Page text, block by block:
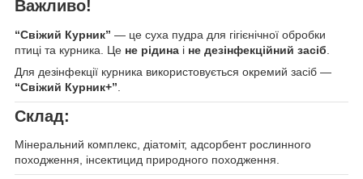
Важливо!
“Свіжий Курник” — це суха пудра для гігієнічної обробки
птиці та курника. Це не рідина і не дезінфекційний засіб
Для дезінфекції курника використовується окремий засіб —
“Свіжий Курник+”
Склад:
Мінеральний комплекс, діатоміт, адсорбент рослинного
походження, інсектицид природного походження.